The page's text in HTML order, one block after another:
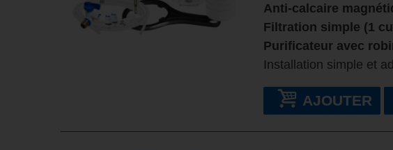
Anti-calcaire
Filtration simple (1
Purificateur avec
Installation simple et
AJOUTER